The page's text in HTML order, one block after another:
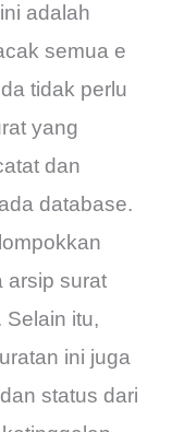
adalah
semua e
tidak perlu
yang
dan
database.
arsip surat
Selain itu,
ini juga
status dari